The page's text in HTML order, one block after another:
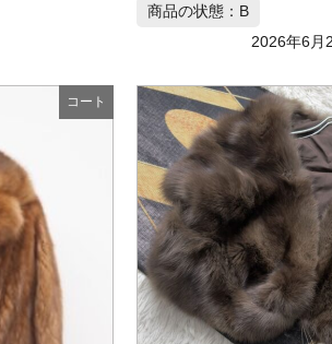
商品の状態：B
2026年6月
コート